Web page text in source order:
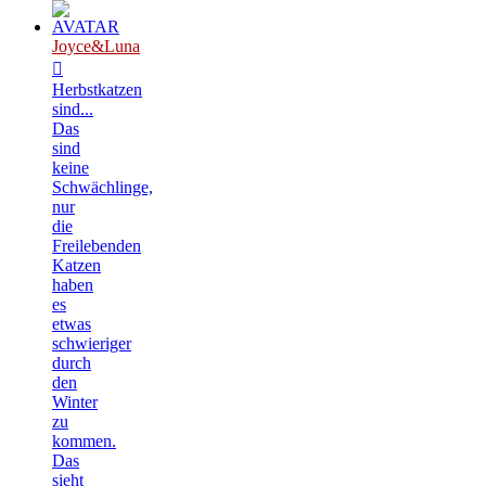
Joyce&Luna
Herbstkatzen
sind...
Das
sind
keine
Schwächlinge,
nur
die
Freilebenden
Katzen
haben
es
etwas
schwieriger
durch
den
Winter
zu
kommen.
Das
sieht